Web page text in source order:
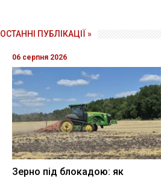
ОСТАННІ ПУБЛІКАЦІЇ »
06 серпня 2026
Зерно під блокадою: як